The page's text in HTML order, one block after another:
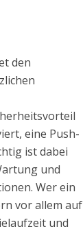
den
eine Push-
ist dabei
und
Wer ein
vor allem auf
und